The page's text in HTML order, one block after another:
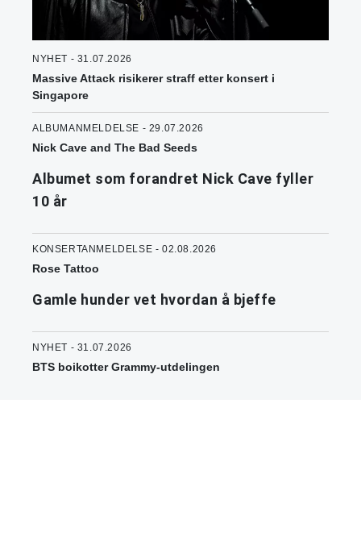
NYHET - 31.07.2026
Massive Attack risikerer straff etter konsert i
Singapore
ALBUMANMELDELSE - 29.07.2026
Nick Cave and The Bad Seeds
Albumet som forandret Nick Cave fyller
10 år
KONSERTANMELDELSE - 02.08.2026
Rose Tattoo
Gamle hunder vet hvordan å bjeffe
NYHET - 31.07.2026
BTS boikotter Grammy-utdelingen